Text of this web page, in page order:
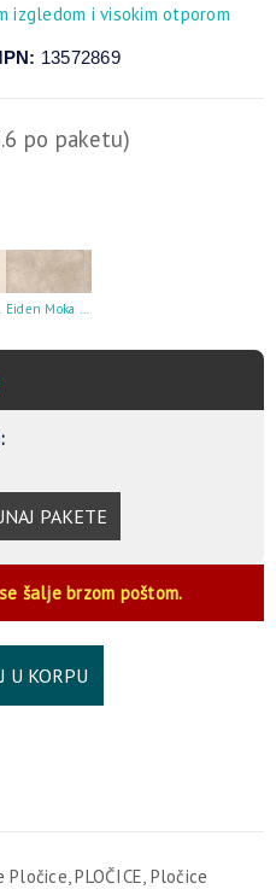
izgledom i visokim otporom
13572869
po paketu)
PAKETE
šalje brzom poštom.
U KORPU
Pločice ,PLOČICE Pločice